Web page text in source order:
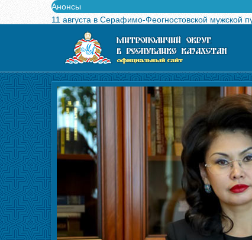
Анонсы
11 августа в Серафимо-Феогностовской мужской
Выпущен в свет буклет о проведении
Вышел в свет новый номер журнала «Свет
Вышла в свет монография «Управляющие Алма-
Алма-Атинская духовная семинария объявляет